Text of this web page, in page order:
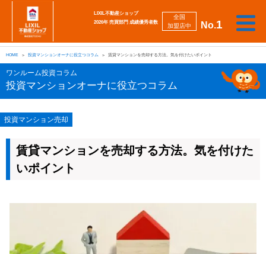
No.1
全国
加盟店中
LIXIL不動産ショップ
2026年 売買部門 成績優秀者数
売
り
た
い
買
い
た
い
相
談
し
た
い
勉
強
し
た
い
強
み
会
社
案
採
用
情
自動
査定
HOME 投資マンションオーナに役立つコラム 賃貸マンションを売却する方法。気を付けたいポイント
ワンルーム投資コラム
投資マンションオーナに役立つコラム
投資マンション売却
賃貸マンションを売却する方法。気を付けた
いポイント